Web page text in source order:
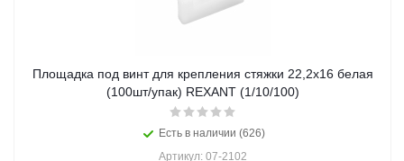
Площадка под винт для крепления стяжки 22,2х16 белая
(100шт/упак) REXANT (1/10/100)
Есть в наличии (626)
Артикул: 07-2102